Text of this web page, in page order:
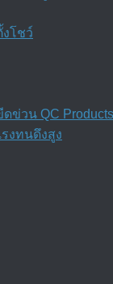
โชว์
น QC Products
งทนดึงสูง